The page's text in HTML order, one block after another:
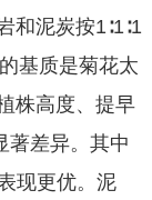
和泥炭按1∶1∶1
基质是菊花太
株高度、提早
著差异。其中
现更优。泥